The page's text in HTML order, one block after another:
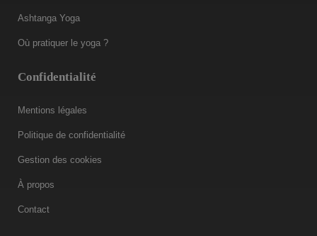
Ashtanga Yoga
Où pratiquer le yoga ?
Confidentialité
Mentions légales
Politique de confidentialité
Gestion des cookies
À propos
Contact